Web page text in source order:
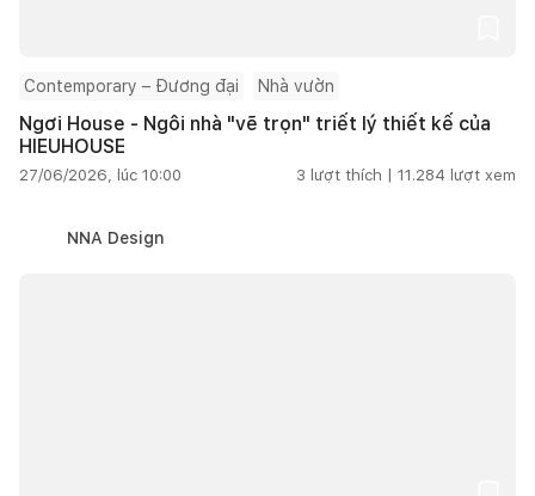
Contemporary – Đương đại Nhà vườn
Ngơi House - Ngôi nhà "vẽ trọn" triết lý thiết kế của
HIEUHOUSE
27/06/2026, lúc 10:00 3 lượt thích | 11.284 lượt xem
NNA Design